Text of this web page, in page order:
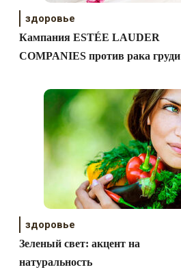
здоровье
Кампания ESTÉE LAUDER
COMPANIES против рака груди
здоровье
Зеленый свет: акцент на
натуральность